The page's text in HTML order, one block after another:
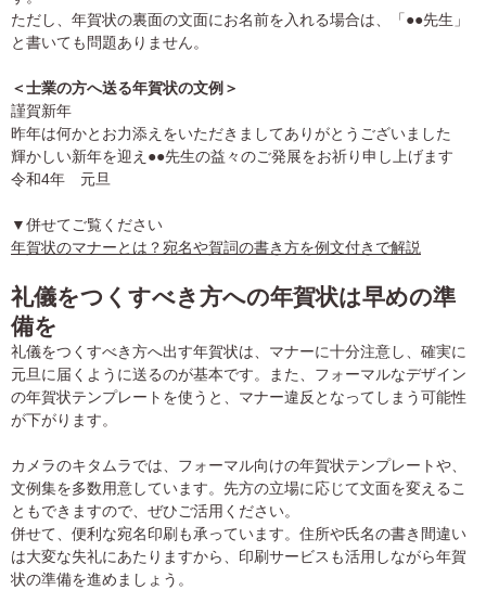
ただし、年賀状の裏面の文面にお名前を入れる場合は、「●●先生」
と書いても問題ありません。
＜士業の方へ送る年賀状の文例＞
謹賀新年
昨年は何かとお力添えをいただきましてありがとうございました
輝かしい新年を迎え●●先生の益々のご発展をお祈り申し上げます
令和4年 元旦
▼併せてご覧ください
年賀状のマナーとは？宛名や賀詞の書き方を例文付きで解説
礼儀をつくすべき方への年賀状は早めの準
備を
礼儀をつくすべき方へ出す年賀状は、マナーに十分注意し、確実に
元旦に届くように送るのが基本です。また、フォーマルなデザイン
の年賀状テンプレートを使うと、マナー違反となってしまう可能性
が下がります。
カメラのキタムラでは、フォーマル向けの年賀状テンプレートや、
文例集を多数用意しています。先方の立場に応じて文面を変えるこ
ともできますので、ぜひご活用ください。
併せて、便利な宛名印刷も承っています。住所や氏名の書き間違い
は大変な失礼にあたりますから、印刷サービスも活用しながら年賀
状の準備を進めましょう。